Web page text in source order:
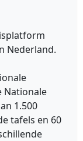
Nederland.
Nationale
1.500
tafels en 60